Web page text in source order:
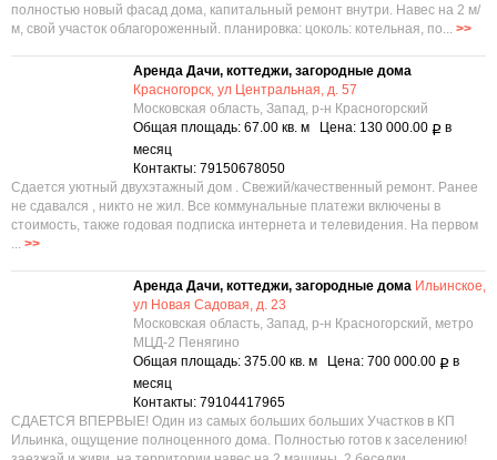
полностью новый фасад дома, капитальный ремонт внутри. Навес на 2 м/
м, свой участок облагороженный. планировка: цоколь: котельная, по... >>
Аренда Дачи, коттеджи, загородные дома
Красногорск, ул Центральная, д. 57
Московская область, Запад, р-н Красногорский
Общая площадь: 67.00 кв. м Цена: 130 000.00 Р в
месяц
Контакты: 79150678050
Сдается уютный двухэтажный дом . Свежий/качественный ремонт. Ранее
не сдавался , никто не жил. Все коммунальные платежи включены в
стоимость, также годовая подписка интернета и телевидения. На первом
... >>
Аренда Дачи, коттеджи, загородные дома Ильинское,
ул Новая Садовая, д. 23
Московская область, Запад, р-н Красногорский, метро
МЦД-2 Пенягино
Общая площадь: 375.00 кв. м Цена: 700 000.00 Р в
месяц
Контакты: 79104417965
СДАЕТСЯ ВПЕРВЫЕ! Один из самых больших больших Участков в КП
Ильинка, ощущение полноценного дома. Полностью готов к заселению!